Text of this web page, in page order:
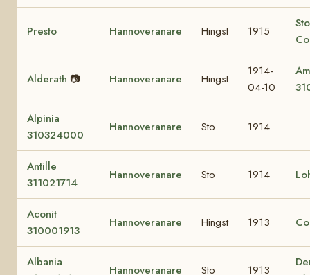
Presto Hannoveranare Hingst 1915
Alderath 📷 Hannoveranare Hingst
1914-
04-10
Alpinia
310324000
Hannoveranare Sto 1914
Antille
311021714
Hannoveranare Sto 1914
Aconit
310001913
Hannoveranare Hingst 1913
Albania
Hannoveranare Sto 1913